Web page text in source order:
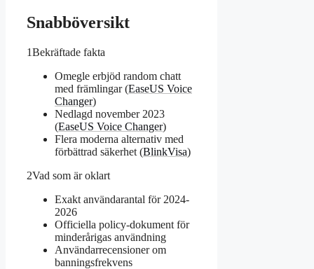
Snabböversikt
1Bekräftade fakta
Omegle erbjöd random chatt
med främlingar (EaseUS Voice
Changer)
Nedlagd november 2023
(EaseUS Voice Changer)
Flera moderna alternativ med
förbättrad säkerhet (BlinkVisa)
2Vad som är oklart
Exakt användarantal för 2024-
2026
Officiella policy-dokument för
minderårigas användning
Användarrecensioner om
banningsfrekvens